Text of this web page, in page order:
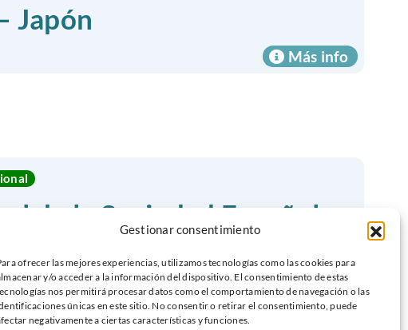
Gestionar consentimiento
ofrecer las mejores experiencias, utilizamos tecnologías como las cookies para
y/o acceder a la información del dispositivo. El consentimiento de estas
nos permitirá procesar datos como el comportamiento de navegación o las
únicas en este sitio. No consentir o retirar el consentimiento, puede
negativamente a ciertas características y funciones.
Japón
Más info
de la Sociedad Española
Más info